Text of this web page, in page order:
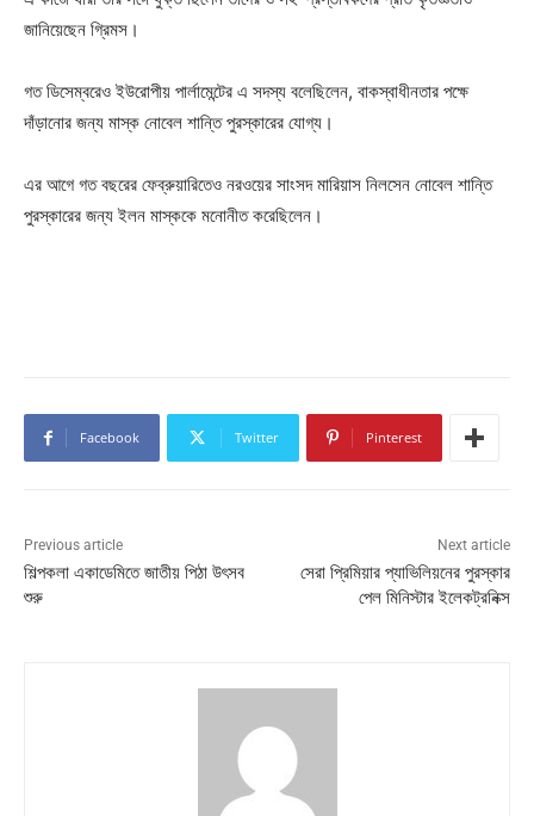
জানিয়েছেন গ্রিমস।
গত ডিসেম্বরেও ইউরোপীয় পার্লামেন্টের এ সদস্য বলেছিলেন, বাকস্বাধীনতার পক্ষে
দাঁড়ানোর জন্য মাস্ক নোবেল শান্তি পুরস্কারের যোগ্য।
এর আগে গত বছরের ফেব্রুয়ারিতেও নরওয়ের সাংসদ মারিয়াস নিলসেন নোবেল শান্তি
পুরস্কারের জন্য ইলন মাস্ককে মনোনীত করেছিলেন।
Facebook Twitter Pinterest
Previous article
শিল্পকলা একাডেমিতে জাতীয় পিঠা উৎসব
শুরু
Next article
সেরা প্রিমিয়ার প্যাভিলিয়নের পুরস্কার
পেল মিনিস্টার ইলেকট্রনিক্স